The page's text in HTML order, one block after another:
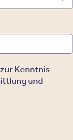
zur Kenntnis
und